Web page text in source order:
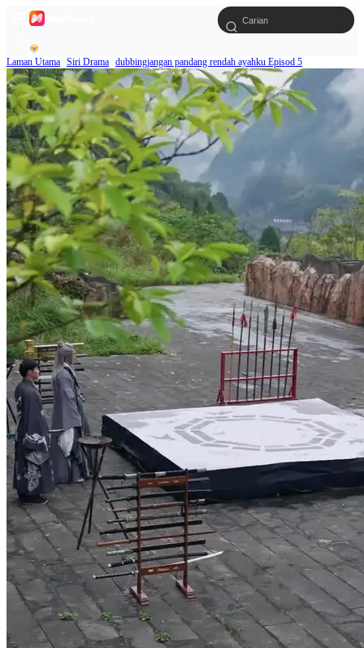
Laman Utama Siri Drama dubbingjangan pandang rendah ayahku Episod 5